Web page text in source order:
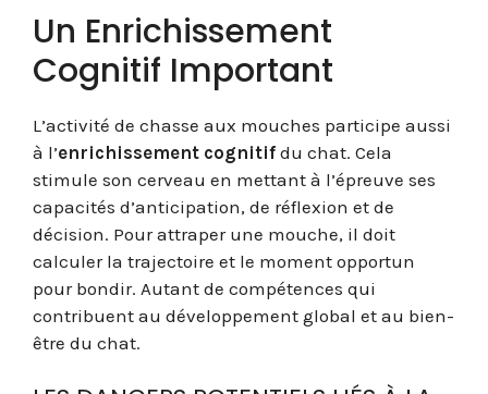
Un Enrichissement
Cognitif Important
L’activité de chasse aux mouches participe aussi
à l’enrichissement cognitifdu chat. Cela
stimule son cerveau en mettant à l’épreuve ses
capacités d’anticipation, de réflexion et de
décision. Pour attraper une mouche, il doit
calculer la trajectoire et le moment opportun
pour bondir. Autant de compétences qui
contribuent au développement global et au bien-
être du chat.